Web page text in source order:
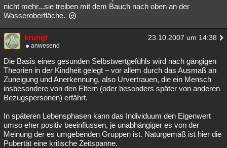
Musik Clash Verbesserungen
Übersichten
Besucht Teilgenommen
Lesenswert Schlüsselwörter
nicht mehr...sie treiben mit dem Bauch nach oben an der
Wasseroberfläche.
krungt 23.10.2007 um 14:38
anwesend
Die Basis eines gesunden Selbstwertgefühls wird nach gängigen
Theorien in der Kindheit gelegt – vor allem durch das Ausmaß an
Zuneigung und Anerkennung, also Urvertrauen, die ein Mensch
insbesondere von den Eltern (oder besonders später von anderen
Bezugspersonen) erfährt.
In späteren Lebensphasen kann das Individuum den Eigenwert
umso eher positiv beeinflussen, je unabhängiger es von der
Meinung der es umgebenden Gruppen ist. Naturgemäß ist hier die
Pubertät eine kritische Zeitspanne.